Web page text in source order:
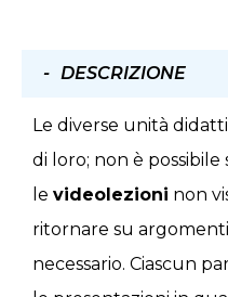
DESCRIZIONE
Le diverse unità
di loro; non è possibile
le videolezioni non
ritornare su
necessario. Ciascun